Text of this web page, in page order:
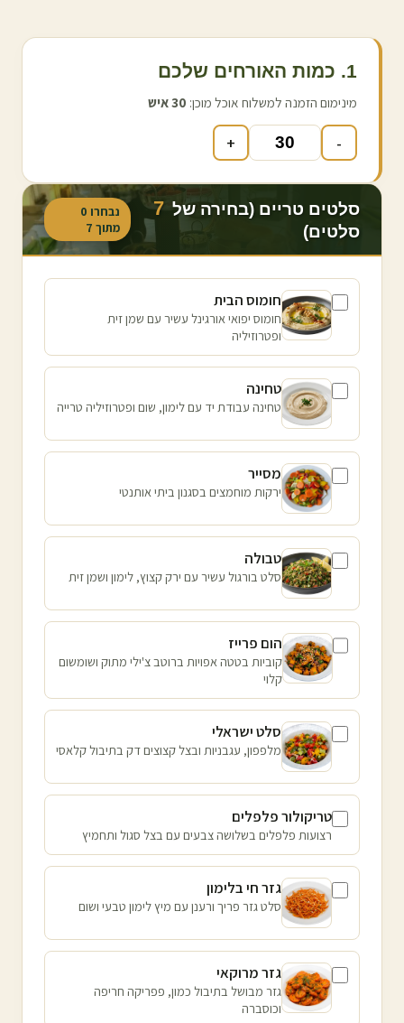
1. כמות האורחים שלכם
מינימום הזמנה למשלוח אוכל מוכן: 30איש
-
+
סלטים טריים (בחירה של 7
סלטים)
נבחרו 0
מתוך 7
חומוס הבית
חומוס יפואי אורגינל עשיר עם שמן זית
ופטרוזיליה
טחינה
טחינה עבודת יד עם לימון, שום ופטרוזיליה טרייה
מסייר
ירקות מוחמצים בסגנון ביתי אותנטי
טבולה
סלט בורגול עשיר עם ירק קצוץ, לימון ושמן זית
הום פרייז
קוביות בטטה אפויות ברוטב צ'ילי מתוק ושומשום
קלוי
סלט ישראלי
מלפפון, עגבניות ובצל קצוצים דק בתיבול קלאסי
טריקולור פלפלים
רצועות פלפלים בשלושה צבעים עם בצל סגול ותחמיץ
גזר חי בלימון
סלט גזר פריך ורענן עם מיץ לימון טבעי ושום
גזר מרוקאי
גזר מבושל בתיבול כמון, פפריקה חריפה
וכוסברה